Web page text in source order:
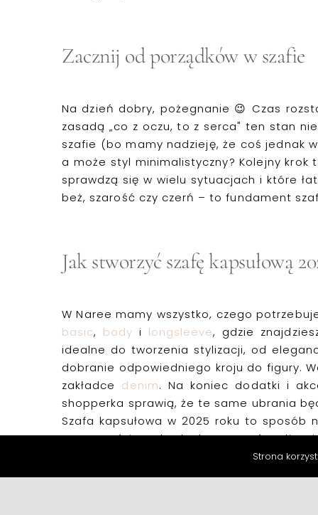
Zacznij od porządków w szafie
Na dzień dobry, pożegnanie 😉 Czas
zasadą „co z oczu, to z serca" ten stan
szafie (bomamy nadzieję, że cośjednak
a może styl minimalistyczny? Kolejny krok
sprawdzą się w wielu sytuacjach i które
beż, szarość czy czerń – tofundament
Jak stworzyć szafękapsułową
W Naree mamy wszystko, czego
basic, body i longsleeve, gdzie
idealne do tworzenia stylizacji, od
dobranie odpowiedniego kroju do figury.
zakładce denim. Na koniec dodatki i
shopperka sprawią, że te same ubrania
Szafa kapsułowa w 2025 roku to
przestrzeń i swobodę, by tworzyć
garderoba. W nowym roku postaw na
Strona